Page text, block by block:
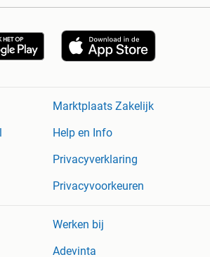
Marktplaats Zakelijk
Help en Info
Privacyverklaring
Privacyvoorkeuren
Werken bij
Adevinta